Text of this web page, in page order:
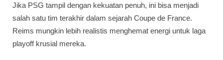
Jika PSG tampil dengan kekuatan penuh, ini bisa menjadi
salah satu tim terakhir dalam sejarah Coupe de France.
Reims mungkin lebih realistis menghemat energi untuk laga
playoff krusial mereka.